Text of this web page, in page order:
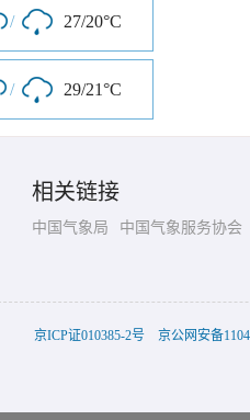
/ 27/20°C
/ 29/21°C
相关链接
中国气象局 中国气象服务协会
京ICP证010385-2号 京公网安备